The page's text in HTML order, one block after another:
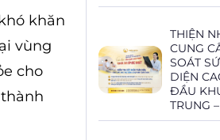
khăn
vùng
cho
THIỆN
CUNG
SOÁT
DIỆN
ĐẦU
TRUNG